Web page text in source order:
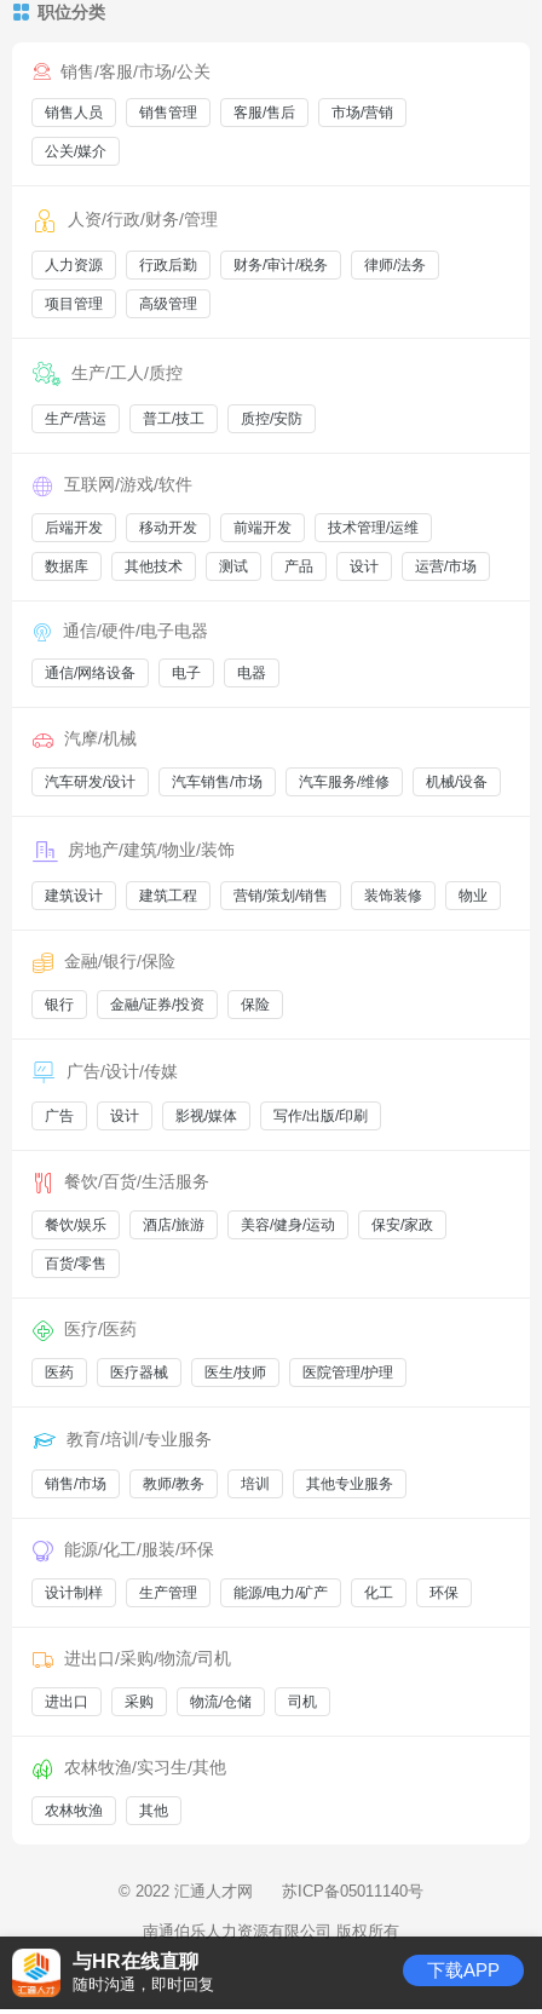
与HR在线直聊
随时沟通，即时回复
下载APP
职位分类
销售/客服/市场/公关
销售人员 销售管理 客服/售后 市场/营销
公关/媒介
人资/行政/财务/管理
人力资源 行政后勤 财务/审计/税务 律师/法务
项目管理 高级管理
生产/工人/质控
生产/营运 普工/技工 质控/安防
互联网/游戏/软件
后端开发 移动开发 前端开发 技术管理/运维
数据库 其他技术 测试 产品 设计 运营/市场
通信/硬件/电子电器
通信/网络设备 电子 电器
汽摩/机械
汽车研发/设计 汽车销售/市场 汽车服务/维修 机械/设备
房地产/建筑/物业/装饰
建筑设计 建筑工程 营销/策划/销售 装饰装修 物业
金融/银行/保险
银行 金融/证券/投资 保险
广告/设计/传媒
广告 设计 影视/媒体 写作/出版/印刷
餐饮/百货/生活服务
餐饮/娱乐 酒店/旅游 美容/健身/运动 保安/家政
百货/零售
医疗/医药
医药 医疗器械 医生/技师 医院管理/护理
教育/培训/专业服务
销售/市场 教师/教务 培训 其他专业服务
能源/化工/服装/环保
设计制样 生产管理 能源/电力/矿产 化工 环保
进出口/采购/物流/司机
进出口 采购 物流/仓储 司机
农林牧渔/实习生/其他
农林牧渔 其他
© 2022 汇通人才网 苏ICP备05011140号
南通伯乐人力资源有限公司 版权所有